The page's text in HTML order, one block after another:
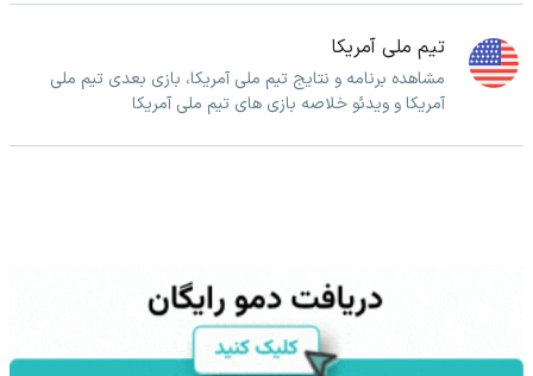
تیم ملی آمریکا
مشاهده برنامه و نتایج تیم ملی آمریکا، بازی بعدی تیم ملی
آمریکا و ویدئو خلاصه بازی های تیم ملی آمریکا